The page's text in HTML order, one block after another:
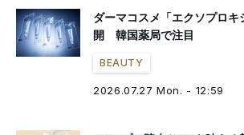
ダーマコスメ「エクソプロキ
開 韓国薬局で注目
BEAUTY
2026.07.27 Mon. - 12:59